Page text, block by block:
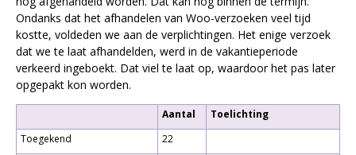
Ondanks dat het afhandelen van Woo-verzoeken veel tijd
kostte, voldeden we aan de verplichtingen. Het enige verzoek
dat we te laat afhandelden, werd in de vakantieperiode
verkeerd ingeboekt. Dat viel te laat op, waardoor het pas later
opgepakt kon worden.
Aantal
Toelichting
Toegekend
22